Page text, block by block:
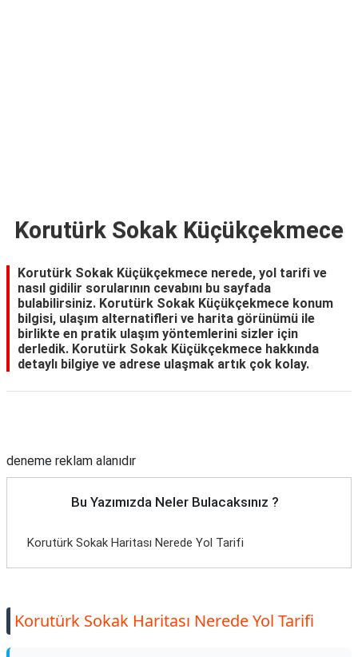
Korutürk Sokak Küçükçekmece
Korutürk Sokak Küçükçekmece nerede, yol tarifi ve
nasıl gidilir sorularının cevabını bu sayfada
bulabilirsiniz. Korutürk Sokak Küçükçekmece konum
bilgisi, ulaşım alternatifleri ve harita görünümü ile
birlikte en pratik ulaşım yöntemlerini sizler için
derledik. Korutürk Sokak Küçükçekmece hakkında
detaylı bilgiye ve adrese ulaşmak artık çok kolay.
deneme reklam alanıdır
Bu Yazımızda Neler Bulacaksınız ?
Korutürk Sokak Haritası Nerede Yol Tarifi
Korutürk Sokak Haritası Nerede Yol Tarifi